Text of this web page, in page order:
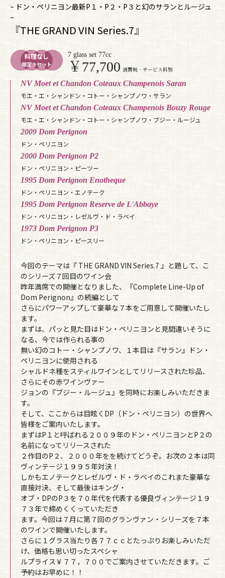
~ ドン・ペリニヨン最新P１・P２・P３と幻のサランとルージュ
~
『THE GRAND VIN Series.7』
料理なし
限定９セット
7 glass set 77cc
￥77,700 消費税・サービス料別
NV Moet et Chandon Coteaux Champenois Saran
モエ・エ・シャンドン・コトー・シャンプノワ・サラン
NV Moet et Chandon Coteaux Champenois Bouzy Rouge
モエ・エ・シャンドン・コトー・シャンプノワ・ブジー・ルージュ
2009 Dom Perignon
ドン・ペリニヨン
2000 Dom Perignon P2
ドン・ペリニヨン・ピーツー
1995 Dom Perignon Enotheque
ドン・ペリニヨン・エノテーク
1995 Dom Perignon Reserve de L'Abbaye
ドン・ペリニヨン・レゼルヴ・ド・ラベイ
1973 Dom Perignon P3
ドン・ペリニヨン・ピースリー
今回のテーマは『 THE GRAND VIN Series.7 』と題して、こ
のシリーズ７回目のワイン会
昨年満席での開催となりました、『Complete Line-Up of
Dom Perignon』の続編として
さらにパワーアップして豪華な７本をご用意して開催いたし
ます。
まずは、パッと見た目はドン・ペリニヨンと見間違いそうに
なる、今では作られる事の
無い幻のコトー・シャンプノワ、１本目は『サラン』ドン・
ペリニヨンに使用される
シャルドネ種をスティルワインとしてリリースされた珍品、
さらにその赤ワインヴァー
ジョンの『ブジー・ルージュ』を同時にお楽しみいただきま
す。
そして、ここからは目眩くDP（ドン・ペリニヨン）の世界へ
皆様をご案内いたします。
まずはP１と呼ばれる２００９年のドン・ペリニヨンとP２の
名前になってリリースされた
２作目のP２、２０００年をを続けてどうぞ。お次の２本は同
ヴィンテージ１９９５年対決！
しかもエノテークとレゼルヴ・ド・ラベイのこれまた豪華な
直接対決、そして最後はキング・
オブ・DPのP３を７０年代を代表する優良ヴィンテージ１９
７３年で締めくくっていただき
ます。今回は７月に第７回のグランヴァン・シリーズを７本
のワインで開催いたします。
さらに１グラス当たり各７７ｃｃとたっぷりお楽しみいただ
け、価格も思い切ったスペシャ
ルプライス￥７７，７００でご案内させていただきます。ご
予約はお早めに！！